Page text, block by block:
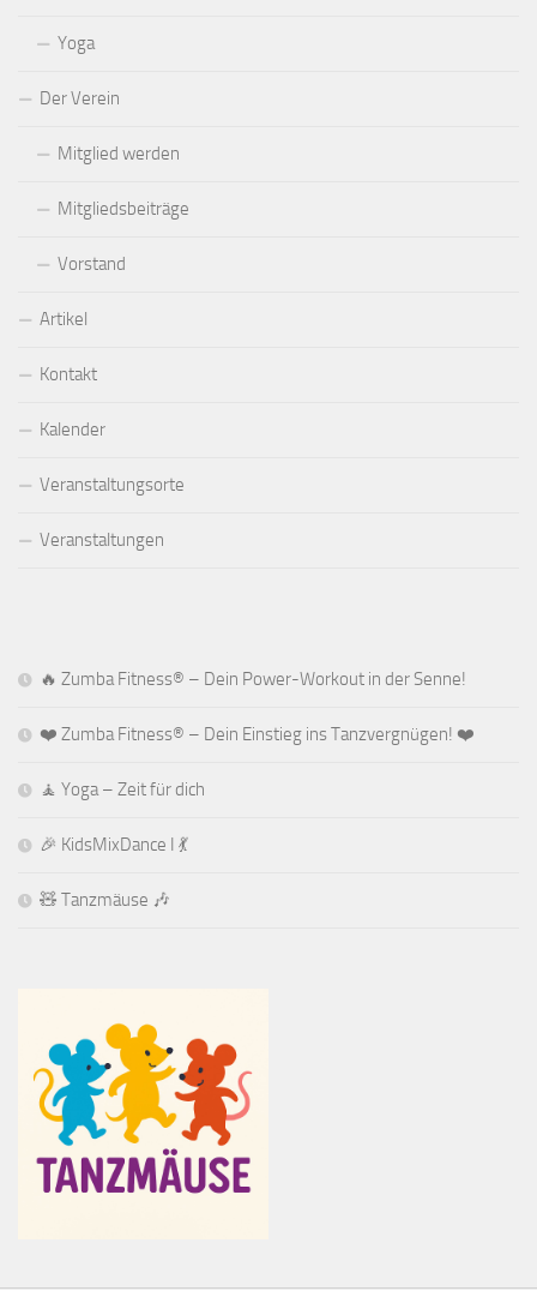
Yoga
Der Verein
Mitglied werden
Mitgliedsbeiträge
Vorstand
Artikel
Kontakt
Kalender
Veranstaltungsorte
Veranstaltungen
🔥 Zumba Fitness® – Dein Power-Workout in der Senne!
❤️ Zumba Fitness® – Dein Einstieg ins Tanzvergnügen! ❤️
🧘 Yoga – Zeit für dich
🎉 KidsMixDance I 💃
🧸 Tanzmäuse 🎶